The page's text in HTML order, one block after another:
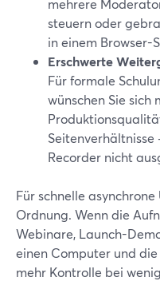
mehrere
steuern oder
in einem Browser-
Erschwerte
Für formale
wünschen Sie sich
Seitenverhältnisse
Recorder nicht
Für schnelle
Ordnung. Wenn die
Webinare, Launch-
einen Computer und
mehr Kontrolle bei